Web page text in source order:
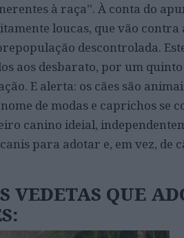
à raça”. À conta do
loucas, que vão contra
descontrolada.
aos desbarato, por um
E alerta: os cães são
de modas e caprichos se
canino ideial,
para adotar e, em vez, de
VEDETAS QUE